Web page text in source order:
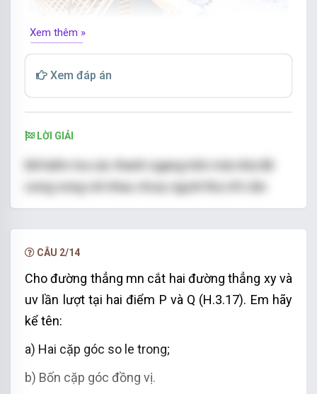
Xem thêm »
Xem đáp án
LỜI GIẢI
Để kiểm tra các thanh ngang trên mái nhà đã
song song với nhau chưa, người thợ chỉ cần
kiểm tra chúng có cùng vuông góc với một
thanh dọc vì các thanh ngang cùng vuông góc
với một thanh dọc thì các thanh ngang song
song với nhau.
CÂU 2/14
Cho đường thẳng mn cắt hai đường thẳng xy và
uv lần lượt tại hai điểm P và Q (H.3.17). Em hãy
kể tên:
a) Hai cặp góc so le trong;
b) Bốn cặp góc đồng vị.